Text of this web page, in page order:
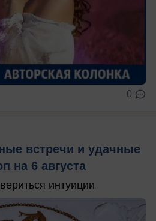
0
встречи и удачные
на 6 августа
интуиции